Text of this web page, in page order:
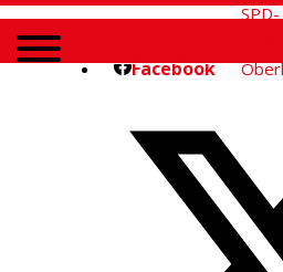
SPD-
Facebook